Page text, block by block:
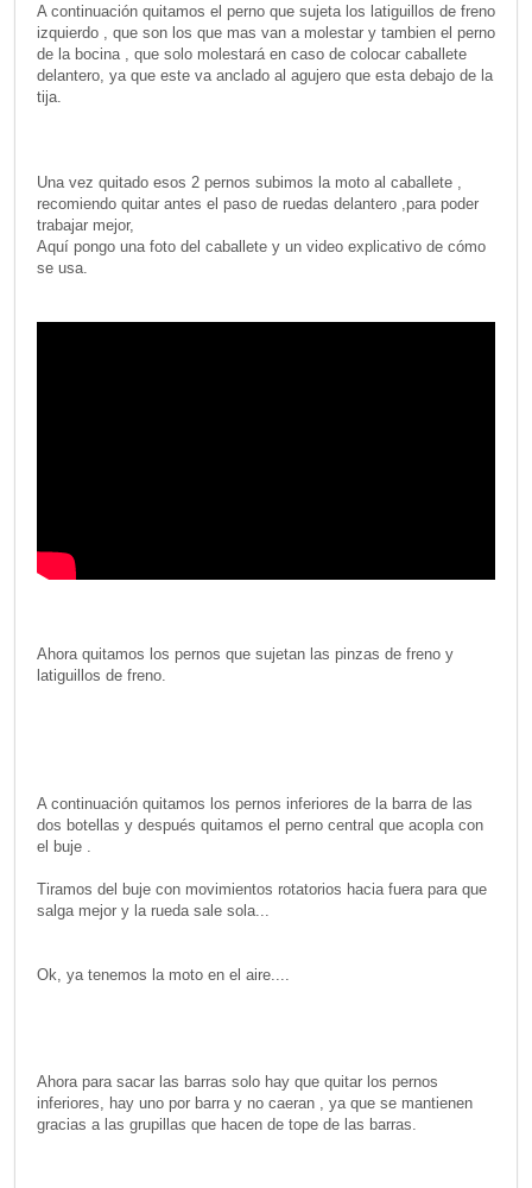
A continuación quitamos el perno que sujeta los latiguillos de freno
izquierdo , que son los que mas van a molestar y tambien el perno
de la bocina , que solo molestará en caso de colocar caballete
delantero, ya que este va anclado al agujero que esta debajo de la
tija.
Una vez quitado esos 2 pernos subimos la moto al caballete ,
recomiendo quitar antes el paso de ruedas delantero ,para poder
trabajar mejor,
Aquí pongo una foto del caballete y un video explicativo de cómo
se usa.
Ahora quitamos los pernos que sujetan las pinzas de freno y
latiguillos de freno.
A continuación quitamos los pernos inferiores de la barra de las
dos botellas y después quitamos el perno central que acopla con
el buje .
Tiramos del buje con movimientos rotatorios hacia fuera para que
salga mejor y la rueda sale sola...
Ok, ya tenemos la moto en el aire....
Ahora para sacar las barras solo hay que quitar los pernos
inferiores, hay uno por barra y no caeran , ya que se mantienen
gracias a las grupillas que hacen de tope de las barras.